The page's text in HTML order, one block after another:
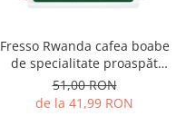
Fresso Rwanda cafea boabe
de specialitate proaspăt
prăjită
51,00 RON
de la 41,99 RON